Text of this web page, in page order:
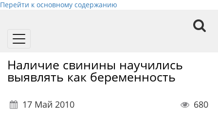
Перейти к основному содержанию
Toggle
Наличие свинины научились
выявлять как беременность
17 Май 2010
680